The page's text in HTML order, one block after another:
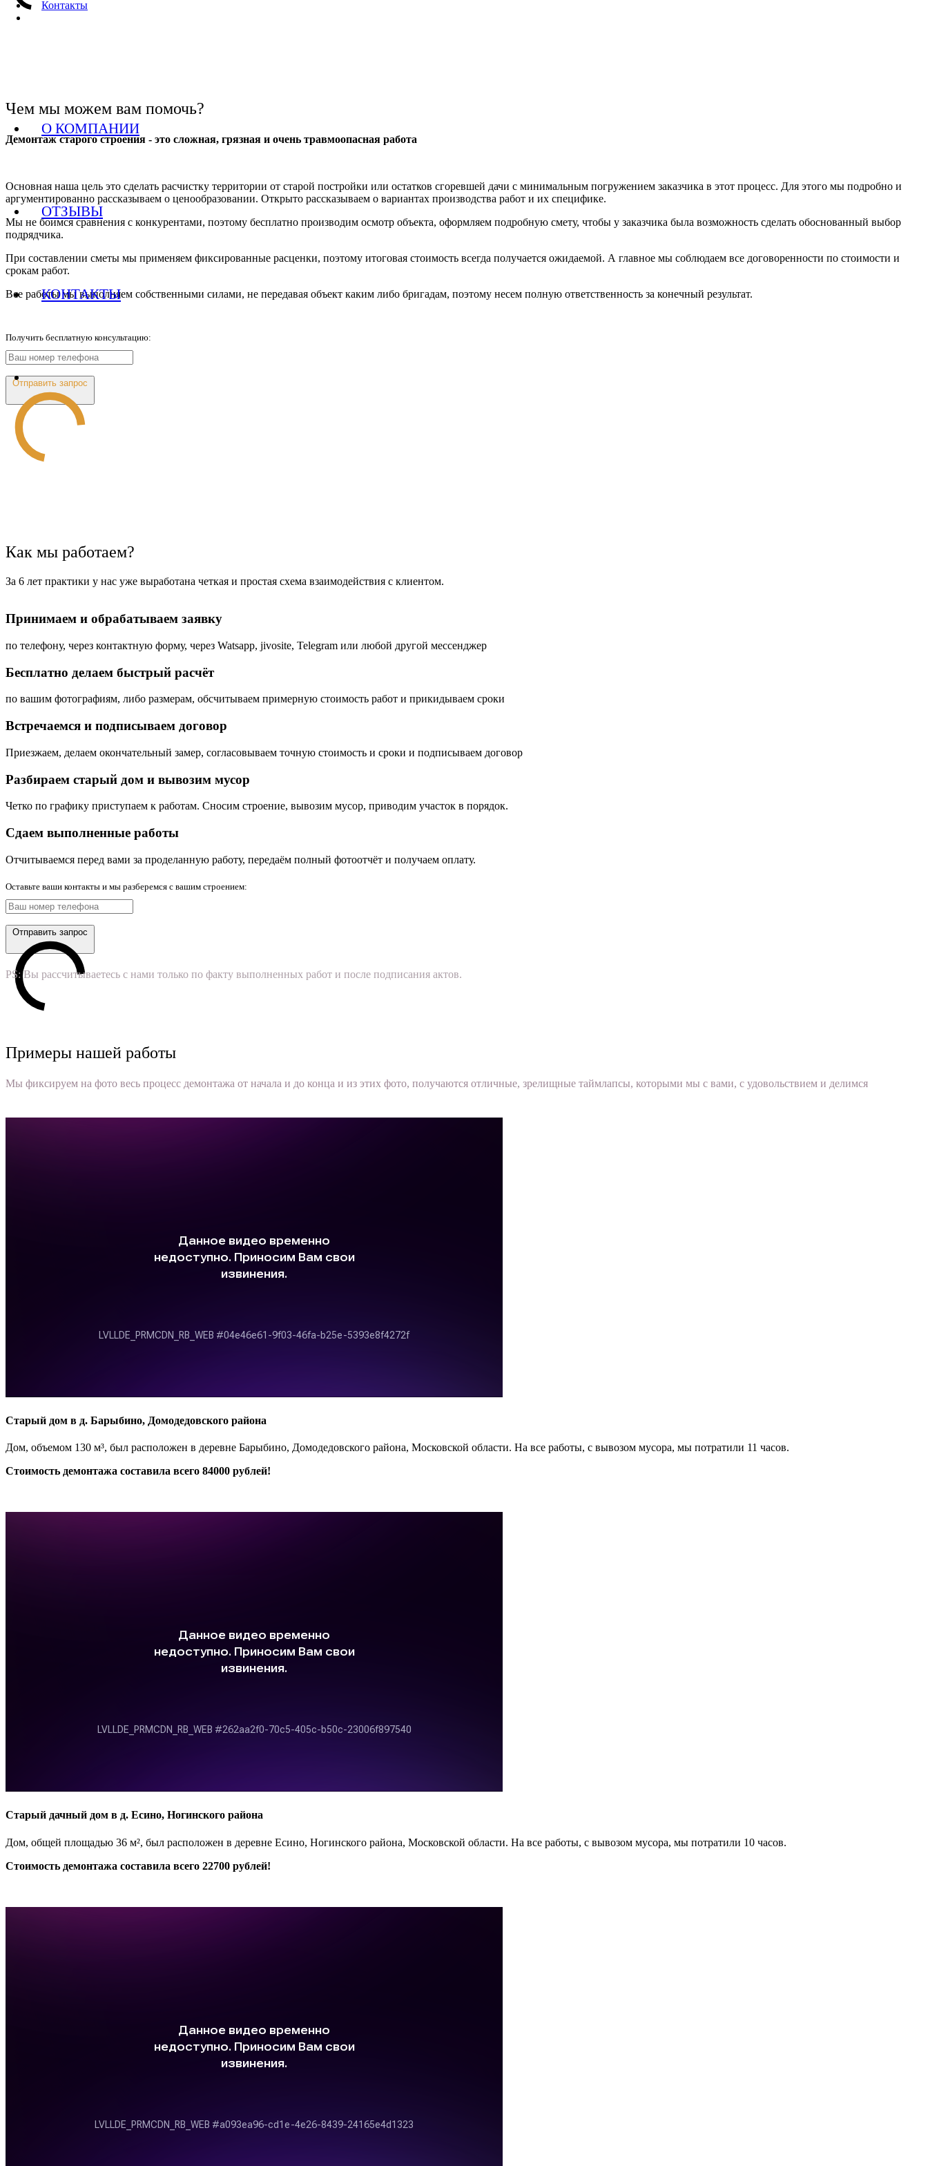
О КОМПАНИИ
ОТЗЫВЫ
КОНТАКТЫ
Контакты
Чем мы можем вам помочь?
Демонтаж старого строения - это сложная, грязная и очень травмоопасная работа
Основная наша цель это сделать расчистку территории от старой постройки или остатков сгоревшей дачи с минимальным погружением заказчика в этот процесс. Для этого мы подробно и
аргументированно рассказываем о ценообразовании. Открыто рассказываем о вариантах производства работ и их специфике.
Мы не боимся сравнения с конкурентами, поэтому бесплатно производим осмотр объекта, оформляем подробную смету, чтобы у заказчика была возможность сделать обоснованный выбор
подрядчика.
При составлении сметы мы применяем фиксированные расценки, поэтому итоговая стоимость всегда получается ожидаемой. А главное мы соблюдаем все договоренности по стоимости и
срокам работ.
Все работы мы выполняем собственными силами, не передавая объект каким либо бригадам, поэтому несем полную ответственность за конечный результат.
Получить бесплатную консультацию:
Отправить запрос
Как мы работаем?
За 6 лет практики у нас уже выработана четкая и простая схема взаимодействия с клиентом.
Принимаем и обрабатываем заявку
по телефону, через контактную форму, через Watsapp, jivosite, Telegram или любой другой мессенджер
Бесплатно делаем быстрый расчёт
по вашим фотографиям, либо размерам, обсчитываем примерную стоимость работ и прикидываем сроки
Встречаемся и подписываем договор
Приезжаем, делаем окончательный замер, согласовываем точную стоимость и сроки и подписываем договор
Разбираем старый дом и вывозим мусор
Четко по графику приступаем к работам. Сносим строение, вывозим мусор, приводим участок в порядок.
Сдаем выполненные работы
Отчитываемся перед вами за проделанную работу, передаём полный фотоотчёт и получаем оплату.
Оставьте ваши контакты и мы разберемся с вашим строением:
Отправить запрос
PS: Вы рассчитываетесь с нами только по факту выполненных работ и после подписания актов.
Примеры нашей работы
Мы фиксируем на фото весь процесс демонтажа от начала и до конца и из этих фото, получаются отличные, зрелищные таймлапсы, которыми мы с вами, с удовольствием и делимся
Старый дом в д. Барыбино, Домодедовского района
Дом, объемом 130 м³, был расположен в деревне Барыбино, Домодедовского района, Московской области. На все работы, с вывозом мусора, мы потратили 11 часов.
Стоимость демонтажа составила всего 84000 рублей!
Старый дачный дом в д. Есино, Ногинского района
Дом, общей площадью 36 м², был расположен в деревне Есино, Ногинского района, Московской области. На все работы, с вывозом мусора, мы потратили 10 часов.
Стоимость демонтажа составила всего 22700 рублей!